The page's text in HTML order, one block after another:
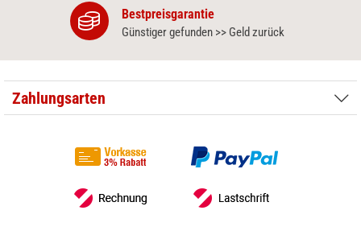
Bestpreisgarantie
Günstiger gefunden >> Geld zurück
Zahlungsarten